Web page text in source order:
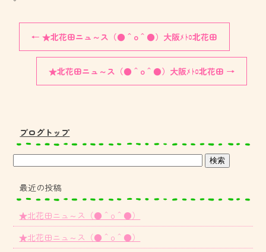
← ★北花田ニュ～ス（●＾o＾●）大阪ﾒﾄﾛ北花田
★北花田ニュ～ス（●＾o＾●）大阪ﾒﾄﾛ北花田 →
ブログトップ
最近の投稿
★北花田ニュ～ス（●＾o＾●）
★北花田ニュ～ス（●＾o＾●）